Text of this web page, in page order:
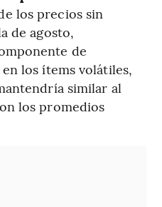
los precios sin
de agosto,
de
los ítems volátiles,
similar al
los promedios